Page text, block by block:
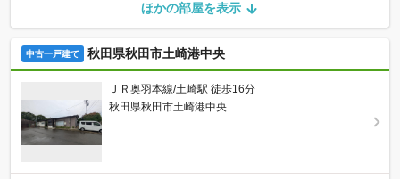
ほかの部屋を表示
中古一戸建て 秋田県秋田市土崎港中央
ＪＲ奥羽本線/土崎駅 徒歩16分
秋田県秋田市土崎港中央